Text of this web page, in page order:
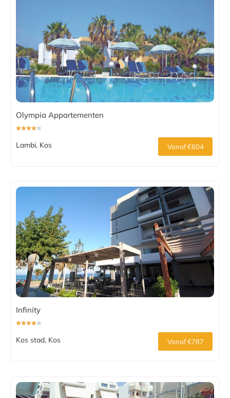
Olympia Appartementen
Lambi, Kos Vanaf €604
Infinity
Kos stad, Kos Vanaf €787